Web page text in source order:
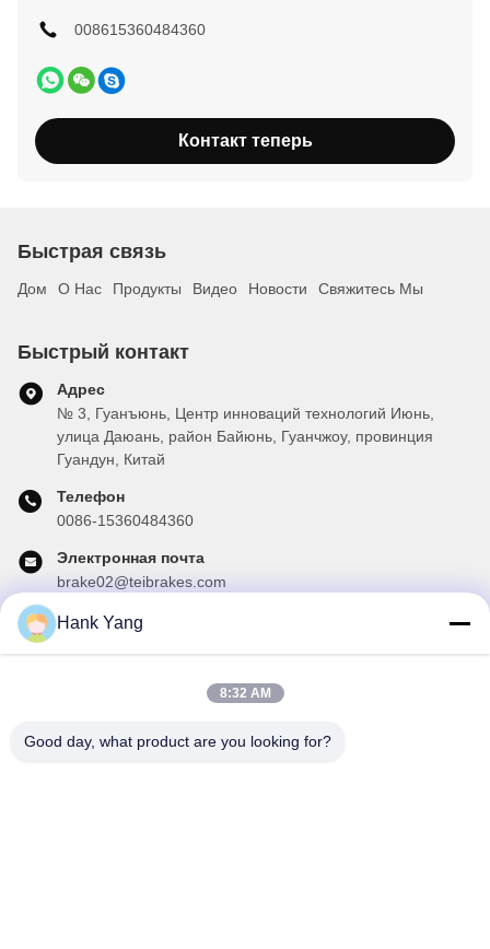
008615360484360
Контакт теперь
Быстрая связь
Дом О Нас Продукты Видео Новости Свяжитесь Мы
Быстрый контакт
Адрес
№ 3, Гуанъюнь, Центр инноваций технологий Июнь,
улица Даюань, район Байюнь, Гуанчжоу, провинция
Гуандун, Китай
Телефон
0086-15360484360
Электронная почта
brake02@teibrakes.com
получения скидок и прочего.
Hank Yang
8:32 AM
Good day, what product are you looking for?